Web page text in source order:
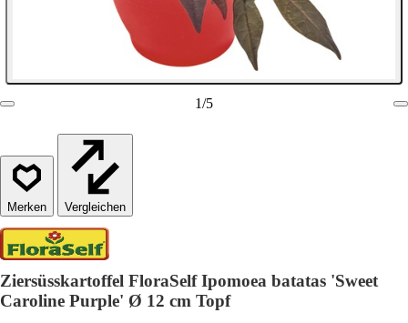
1/5
Vergleichen
Ziersüsskartoffel FloraSelf Ipomoea batatas 'Sweet
Caroline Purple' Ø 12 cm Topf